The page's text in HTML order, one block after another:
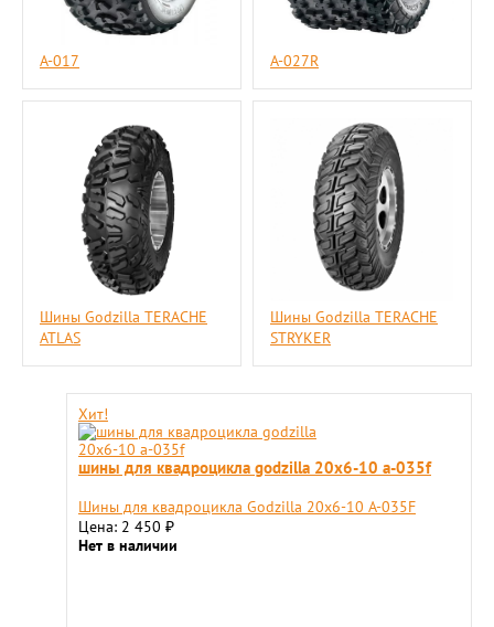
А-017 А-027R
Шины Godzilla TERACHE
ATLAS
Шины Godzilla TERACHE
STRYKER
Хит!
шины для квадроцикла godzilla 20х6-10 a-035f
Шины для квадроцикла Godzilla 20х6-10 A-035F
Цена: 2 450 ₽
Нет в наличии